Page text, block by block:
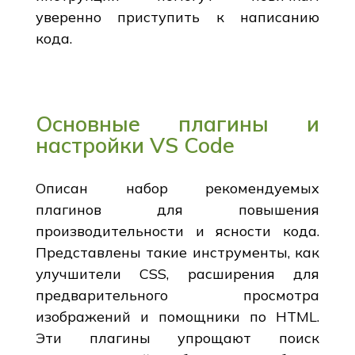
уверенно приступить к написанию
кода.
Основные плагины и
настройки VS Code
Описан набор рекомендуемых
плагинов для повышения
производительности и ясности кода.
Представлены такие инструменты, как
улучшители CSS, расширения для
предварительного просмотра
изображений и помощники по HTML.
Эти плагины упрощают поиск